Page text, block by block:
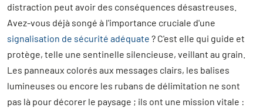
distraction peut avoir des conséquences désastreuses.
Avez-vous déjà songé à l'importance cruciale d'une
signalisation de sécurité adéquate ? C'est elle qui guide et
protège, telle une sentinelle silencieuse, veillant au grain.
Les panneaux colorés aux messages clairs, les balises
lumineuses ou encore les rubans de délimitation ne sont
pas là pour décorer le paysage ; ils ont une mission vitale :